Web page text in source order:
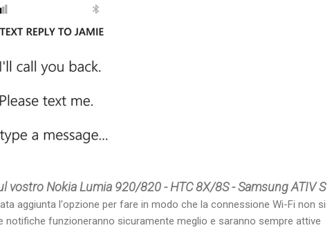
vostro Nokia Lumia 920/820 - HTC 8X/8S - Samsung ATIV S
aggiunta l'opzione per fare in modo che la connessione Wi-Fi non si
notifiche funzioneranno sicuramente meglio e saranno sempre attive